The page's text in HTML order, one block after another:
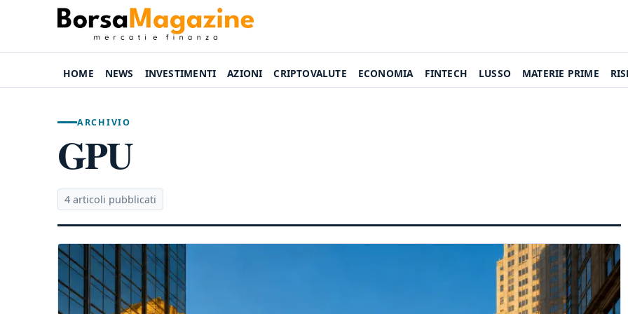
HOME NEWS INVESTIMENTI AZIONI CRIPTOVALUTE ECONOMIA FINTECH LUSSO MATERIE PRIME
ARCHIVIO
GPU
4 articoli pubblicati